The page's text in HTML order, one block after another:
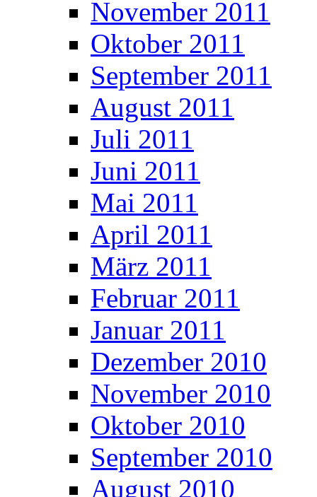
November 2011
Oktober 2011
September 2011
August 2011
Juli 2011
Juni 2011
Mai 2011
April 2011
März 2011
Februar 2011
Januar 2011
Dezember 2010
November 2010
Oktober 2010
September 2010
August 2010